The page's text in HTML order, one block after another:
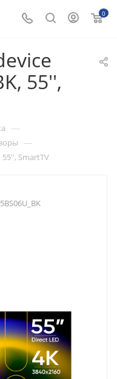
0
55'',
—
—
55'', SmartTV